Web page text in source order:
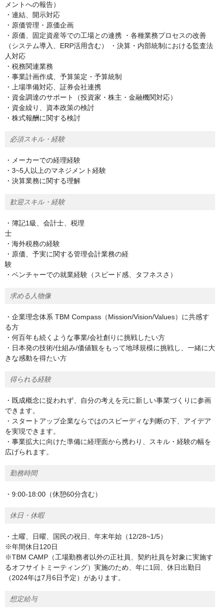
メントへの報告）
・連結、開示対応
・原価管理・原価企画
・原価、固定資産等での工場との連携 ・各種業務プロセスの改善
（システム導入、ERP活用含む） ・決算・内部統制における監査法
人対応
・税務関連業務
・事業計画作成、予算策定・予算統制
・上場準備対応、証券会社連携
・資金調達のサポート（投資家・株主・金融機関対応）
・資金繰り、資本政策の検討
・株式報酬に関する検討
必須スキル・経験
・メーカーでの経理経験
・3~5人以上のマネジメント経験
・決算業務に関する理解
歓迎スキル・経験
・簿記1級、会計士、税理
・海外税務の経験
・原価、予実に関する管理会計業務の経
験
・ベンチャーでの就業経験（スピード感、タフネスさ）
求める人物像
・企業理念体系 TBM Compass（Mission/Vision/Values）に共感す
る方
・何百年も続くような事業/会社創りに挑戦したい方
・日本発の技術/仕組み/価値観をもって地球規模に挑戦し、一緒に大
きな感動を得たい方
得られる経験
・既成概念に捉われず、自分の考えを元に新しい事業づくりに参画
できます。
・スタートアップ企業ならではのスピーディな判断の下、アイデア
を実現できます。
・事業拡大に向けた準備に経理面から携わり、スキル・経験の幅を
広げられます。
勤務時間
・9:00-18:00（休憩60分含む）
休日・休暇
・土曜、日曜、国民の祝日、年末年始（12/28~1/5）
※年間休日120日
※TBM CAMP（工場勤務者以外の正社員、契約社員を対象に実施す
るオフサイトミーティング）実施のため、年に1回、休日出勤日
（2024年は7月6日予定）があります。
想定給与